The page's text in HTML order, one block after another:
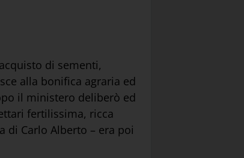
di sementi,
alla bonifica agraria ed
il ministero deliberò ed
fertilissima, ricca
di Carlo Alberto – era poi